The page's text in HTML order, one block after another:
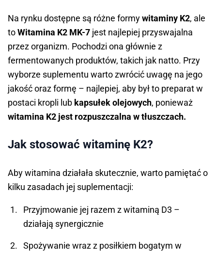
Na rynku dostępne są różne formywitaminy K2, ale
toWitamina K2 MK-7 jest najlepiej przyswajalna
przez organizm. Pochodzi ona głównie z
fermentowanych produktów, takich jak natto. Przy
wyborze suplementu warto zwrócić uwagę na jego
jakość oraz formę – najlepiej, aby był to preparat w
postaci kropli lub kapsułek olejowych, ponieważ
witamina K2 jest rozpuszczalna w tłuszczach.
Jak stosować witaminę K2?
Aby witamina działała skutecznie, warto pamiętać o
kilku zasadach jej suplementacji:
Przyjmowanie jej razem z witaminą D3 –
działają synergicznie
Spożywanie wraz z posiłkiem bogatym w